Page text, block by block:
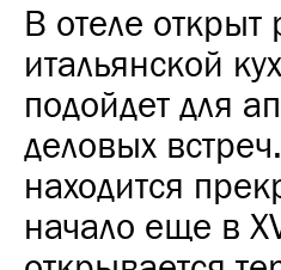
В отеле
итальянской
подойдет для
деловых
находится
начало еще в